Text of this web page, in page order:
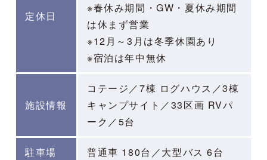
定休日
※春休み期間・GW・夏休み期間
は休まず営業
※12月～3月は冬季休園あり
※宿泊は年中無休
施設情報
コテージ／7棟 ログハウス ／3棟
キャンプサイト ／33区画 RVパ
ーク ／5台
駐車場 普通車 180台／大型バス 6台